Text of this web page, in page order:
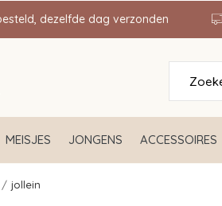
MEISJES JONGENS ACCESSOIRES
dezelfde dag verzonden
jollein